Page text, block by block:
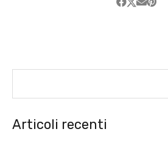
Articoli recenti